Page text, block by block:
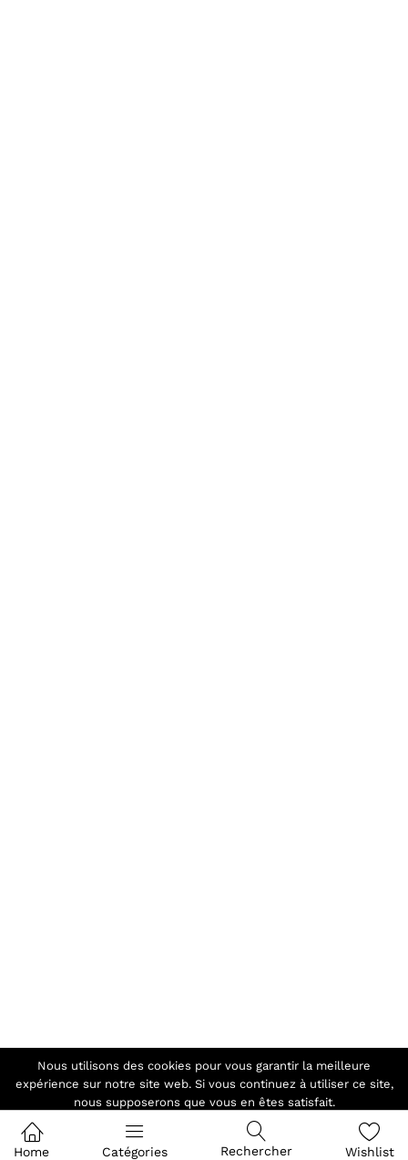
Home Catégories Rechercher Wishlist
Nous utilisons des cookies pour vous garantir la meilleure
expérience sur notre site web. Si vous continuez à utiliser ce site,
nous supposerons que vous en êtes satisfait.